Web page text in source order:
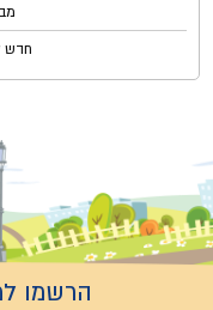
חדש
הרשמו